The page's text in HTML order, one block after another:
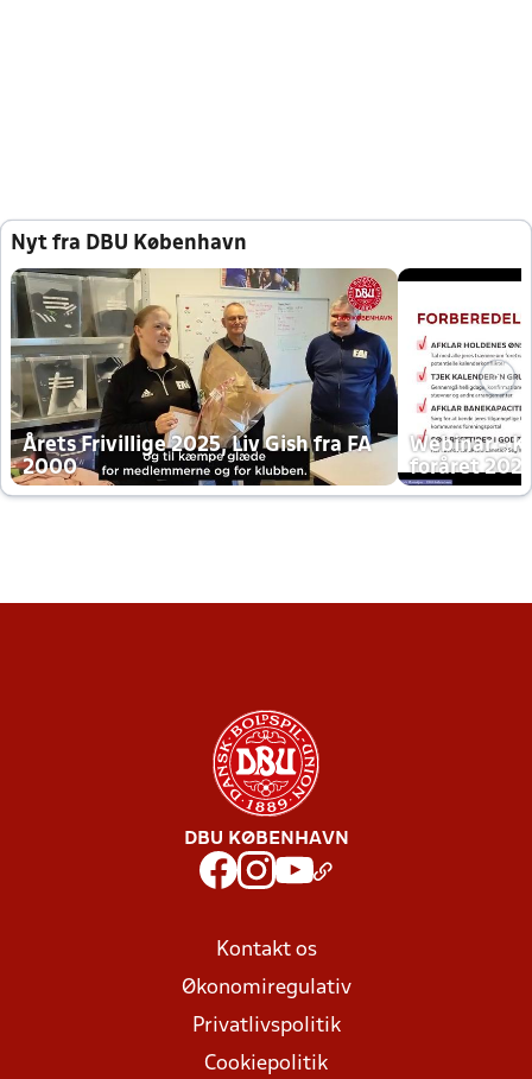
Nyt fra DBU København
Årets Frivillige 2025, Liv Gish fra FA
2000
Webinar -
foråret
DBU KØBENHAVN
Kontakt os
Økonomiregulativ
Privatlivspolitik
Cookiepolitik